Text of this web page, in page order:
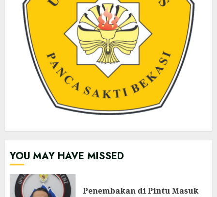
YOU MAY HAVE MISSED
Penembakan di Pintu Masuk